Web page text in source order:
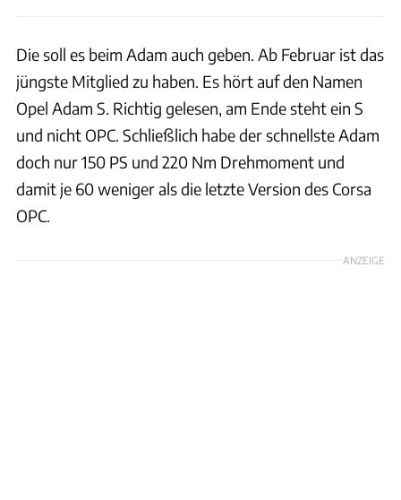
Die soll es beim Adam auch geben. Ab Februar ist das
jüngste Mitglied zu haben. Es hört auf den Namen
Opel Adam S. Richtig gelesen, am Ende steht ein S
und nicht OPC. Schließlich habe der schnellste Adam
doch nur 150 PS und 220 Nm Drehmoment und
damit je 60 weniger als die letzte Version des Corsa
OPC.
ANZEIGE